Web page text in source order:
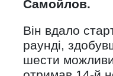
Самойлов.
Він вдало
раунді,
шести